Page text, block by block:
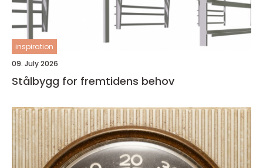
inspiration
09. July 2026
Stålbygg for fremtidens behov